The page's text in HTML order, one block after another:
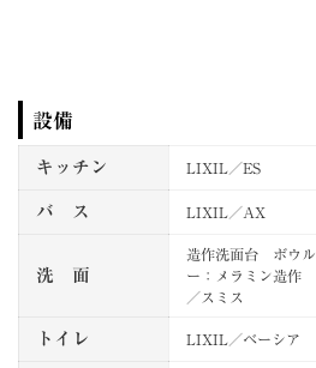
設備
キッチン LIXIL／ES
バ ス LIXIL／AX
洗 面
造作洗面台 ボウ
ー：メラミン造作
／スミス
トイレ LIXIL／ベーシア